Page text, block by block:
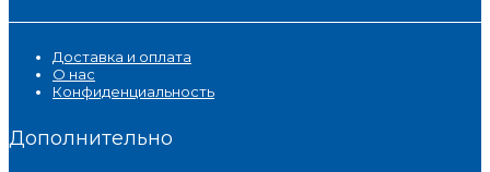
Доставка и оплата
О нас
Конфиденциальность
Дополнительно